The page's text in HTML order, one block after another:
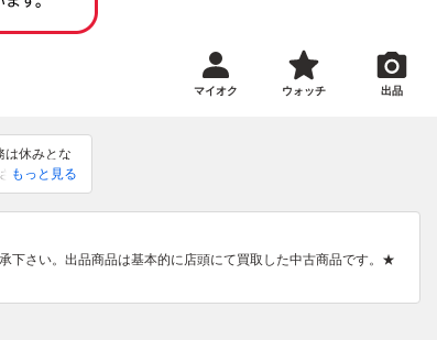
マイオク ウォッチ 出品
は休みとな
いますの
です。★当店
取り揃えて
もっと見る
下さい。出品商品は基本的に店頭にて買取した中古商品です。★